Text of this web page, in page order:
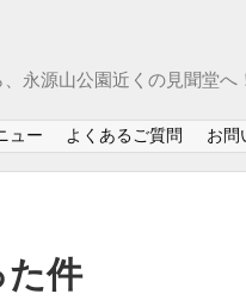
永源山公園近くの見聞堂へ
ュー よくあるご質問 お問
た件